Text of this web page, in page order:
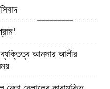
ব্যক্তিত্ব আনসার আলীর